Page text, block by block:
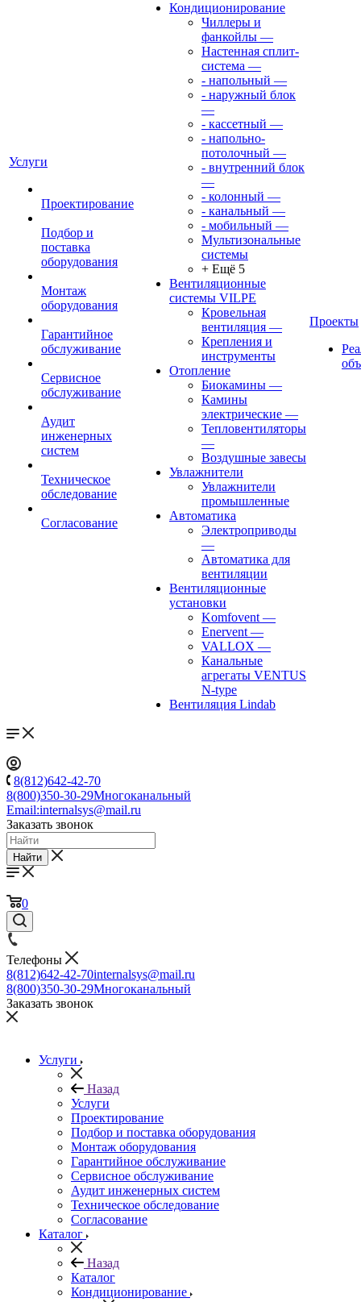
Услуги
Проектирование
Подбор и
поставка
оборудования
Монтаж
оборудования
Гарантийное
обслуживание
Сервисное
обслуживание
Аудит
инженерных
систем
Техническое
обследование
Согласование
Кондиционирование
Чиллеры и
фанкойлы —
Настенная сплит-
система —
- напольный —
- наружный блок
—
- кассетный —
- напольно-
потолочный —
- внутренний блок
—
- колонный —
- канальный —
- мобильный —
Мультизональные
системы
+ Ещё 5
Вентиляционные
системы VILPE
Кровельная
вентиляция —
Крепления и
инструменты
Отопление
Биокамины —
Камины
электрические —
Тепловентиляторы
—
Воздушные завесы
Увлажнители
Увлажнители
промышленные
Автоматика
Электроприводы
—
Автоматика для
вентиляции
Вентиляционные
установки
Komfovent —
Enervent —
VALLOX —
Канальные
агрегаты VENTUS
N-type
Вентиляция Lindab
Проекты
8(812)642-42-70
8(800)350-30-29Многоканальный
Email:internalsys@mail.ru
Заказать звонок
Найти
0
Телефоны
8(812)642-42-70internalsys@mail.ru
8(800)350-30-29Многоканальный
Заказать звонок
Услуги
Назад
Услуги
Проектирование
Подбор и поставка оборудования
Монтаж оборудования
Гарантийное обслуживание
Сервисное обслуживание
Аудит инженерных систем
Техническое обследование
Согласование
Каталог
Назад
Каталог
Кондиционирование